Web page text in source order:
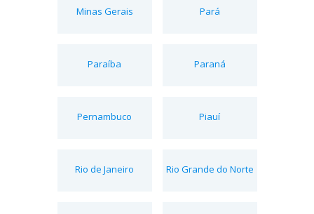
Minas Gerais Pará
Paraíba Paraná
Pernambuco Piauí
Rio de Janeiro Rio Grande do Norte